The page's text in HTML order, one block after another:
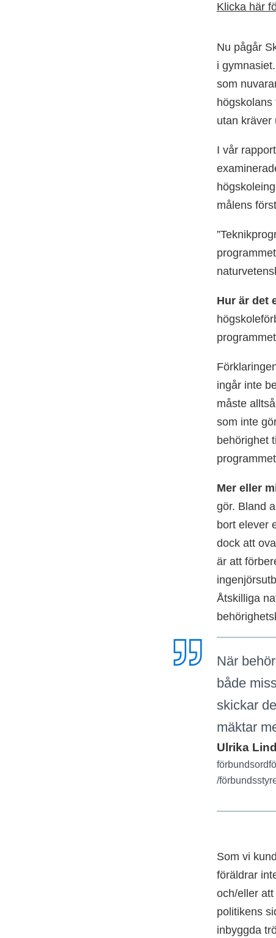
Klicka här
Nu pågår
i
som
utan kräver
I vår
målens
Hur är det
ingår inte
måste
som inte
behörighet
Mer eller
gör. Bland
bort elever
dock att
är att
Åtskilliga
När
både
skickar
mäktar
Ulrika
/
Som vi
föräldrar
och/eller
politikens
inbyggda